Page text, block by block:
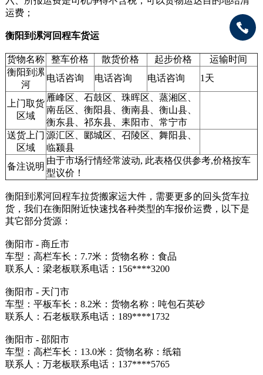
运费；
衡阳到漯河回程车货运
货物名称 整车价格 散货价格 起步价格
运输时间
衡阳到漯
河
电话咨询 电话咨询 电话咨询 1天
上门取货
区域
雁峰区、石鼓区、珠晖区、蒸湘区、
南岳区、衡阳县、衡南县、衡山县、
衡东县、祁东县、耒阳市、常宁市
送货上门
区域
源汇区、郾城区、召陵区、舞阳县、
临颍县
备注说明
由于市场行情经常波动, 此表格仅供参考,价格按车
型议价！
衡阳到漯河回程车拉货搬家运大件，需要更多的回头货车拉
货，我们在衡阳附近快速找各种类型的车报价运费，以下是
其它部分货源：
衡阳市 - 商丘市
车型：高栏车长：7.7米：货物名称：食品
联系人：梁老板联系电话：156****3200
衡阳市 - 天门市
车型：平板车长：8.2米：货物名称：吨包石英砂
联系人：石老板联系电话：189****1732
衡阳市 - 邵阳市
车型：高栏车长：13.0米：货物名称：纸箱
联系人：万老板联系电话：137****5765